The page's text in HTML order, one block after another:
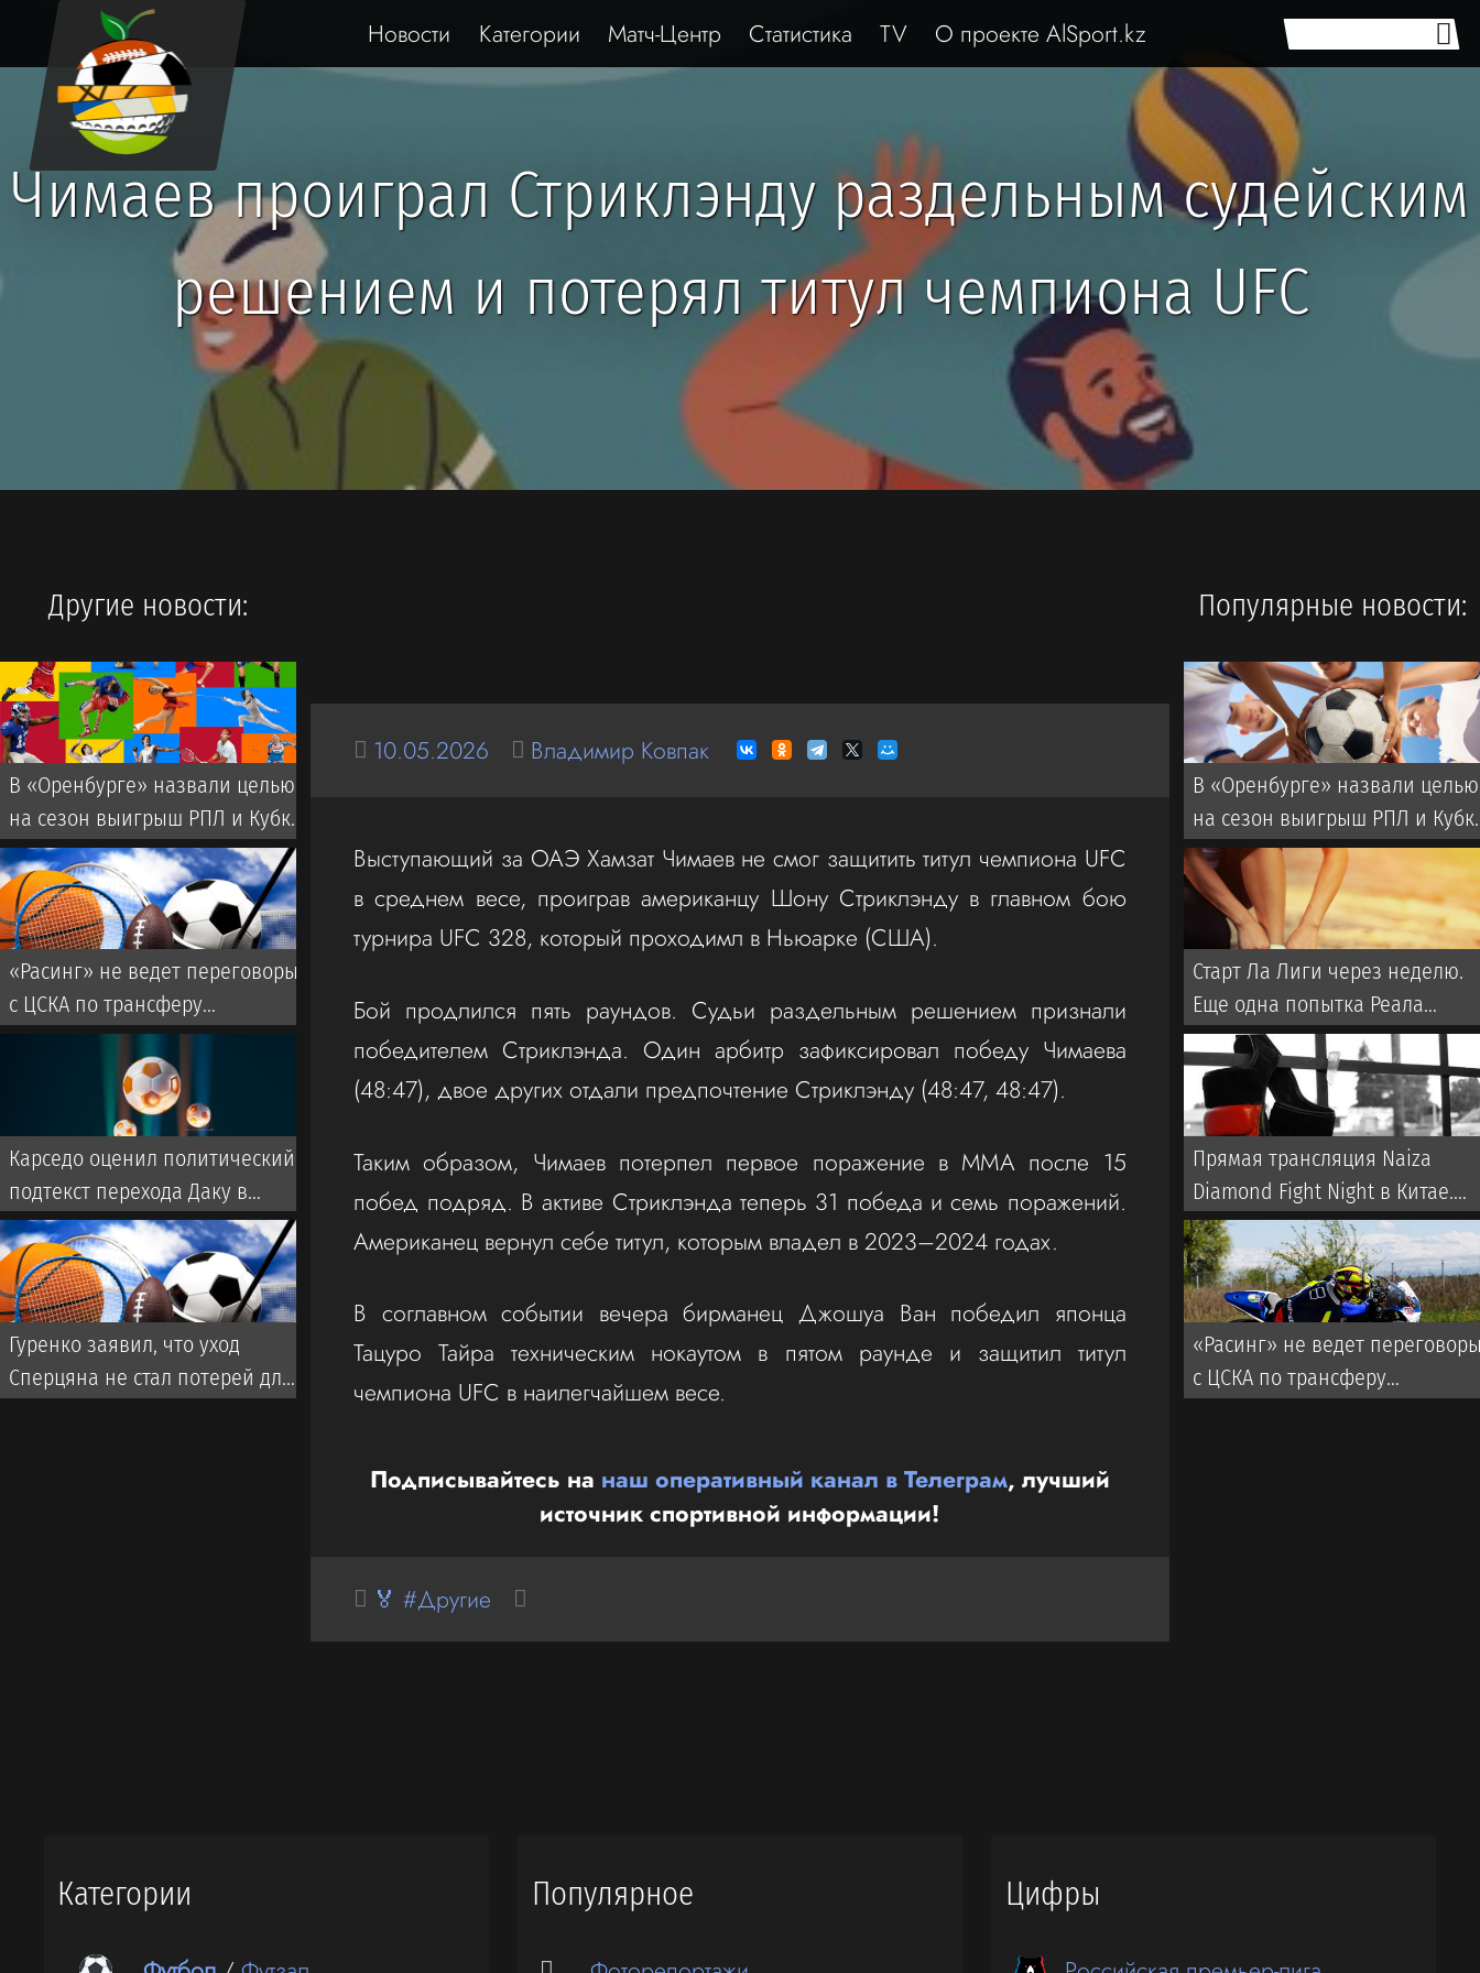
Новости Категории Матч-Центр Статистика TV О проекте AlSport.kz
Чимаев проиграл Стриклэнду раздельным судейским
решением и потерял титул чемпиона UFC
10.05.2026 Владимир Ковпак
Выступающий за ОАЭ Хамзат Чимаев не смог защитить титул чемпиона UFC
в среднем весе, проиграв американцу Шону Стриклэнду в главном бою
турнира UFC 328, который проходимл в Ньюарке (США).
Бой продлился пять раундов. Судьи раздельным решением признали
победителем Стриклэнда. Один арбитр зафиксировал победу Чимаева
(48:47), двое других отдали предпочтение Стриклэнду (48:47, 48:47).
Таким образом, Чимаев потерпел первое поражение в ММА после 15
побед подряд. В активе Стриклэнда теперь 31 победа и семь поражений.
Американец вернул себе титул, которым владел в 2023–2024 годах.
В соглавном событии вечера бирманец Джошуа Ван победил японца
Тацуро Тайра техническим нокаутом в пятом раунде и защитил титул
чемпиона UFC в наилегчайшем весе.
Подписывайтесь на наш оперативный канал в Телеграм, лучший
источник спортивной информации!
🏅 #Другие
Другие новости:
В «Оренбурге» назвали целью
на сезон выигрыш РПЛ и Кубка
России
«Расинг» не ведет переговоры
с ЦСКА по трансферу
Мартирены
Карседо оценил политический
подтекст перехода Даку в
«Спартак»
Гуренко заявил, что уход
Сперцяна не стал потерей для
Популярные новости:
В «Оренбурге» назвали целью
на сезон выигрыш РПЛ и
России
Старт Ла Лиги через неделю.
Еще одна попытка Реала
забрать титул у Флика
Прямая трансляция Naiza
Diamond Fight Night в Китае.
Когда и где смотреть турнир
«Расинг» не ведет
с ЦСКА по трансферу
Категории Популярное Цифры